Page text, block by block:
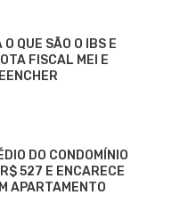
O QUE SÃO O IBS E
FISCAL MEI E
DO CONDOMÍNIO
527 E ENCARECE
APARTAMENTO